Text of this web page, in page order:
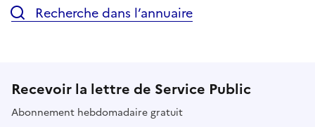
Recherche dans l’annuaire
Recevoir la lettre de Service Public
Abonnement hebdomadaire gratuit